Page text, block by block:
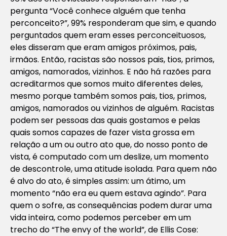
pergunta “Você conhece alguém que tenha
perconceito?”, 99% responderam que sim, e quando
perguntados quem eram esses perconceituosos,
eles disseram que eram amigos próximos, pais,
irmãos. Então, racistas são nossos pais, tios, primos,
amigos, namorados, vizinhos. E não há razões para
acreditarmos que somos muito diferentes deles,
mesmo porque também somos pais, tios, primos,
amigos, namorados ou vizinhos de alguém. Racistas
podem ser pessoas das quais gostamos e pelas
quais somos capazes de fazer vista grossa em
relação a um ou outro ato que, do nosso ponto de
vista, é computado com um deslize, um momento
de descontrole, uma atitude isolada. Para quem não
é alvo do ato, é simples assim: um átimo, um
momento “não era eu quem estava agindo”. Para
quem o sofre, as consequências podem durar uma
vida inteira, como podemos perceber em um
trecho do “The envy of the world”, de Ellis Cose: